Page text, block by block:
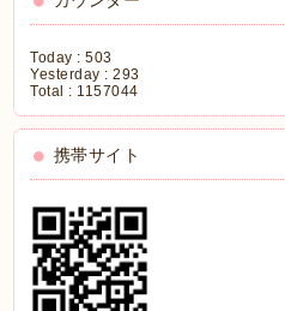
Today :503
Yesterday :293
Total : 1157044
携帯サイト